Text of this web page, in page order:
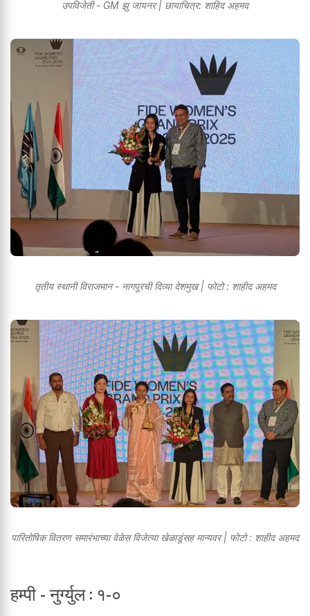
उपविजेती - GM झु जायनर | छायाचित्र: शाहिद अहमद
तृतीय स्थानी विराजमान - नागपूरची दिव्या देशमुख | फोटो : शाहीद अहमद
पारितोषिक वितरण समारंभाच्या वेळेस विजेत्या खेळाडूंसह मान्यवर | फोटो : शाहीद अहमद
हम्पी - नुर्ग्युल : १-०